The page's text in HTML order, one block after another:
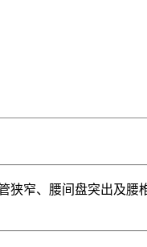
狭窄、腰间盘突出及腰